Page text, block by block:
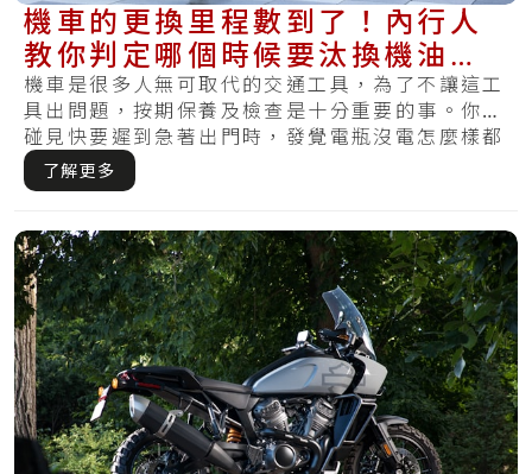
機車的更換里程數到了！內行人
教你判定哪個時候要汰換機油、
煞車油
機車是很多人無可取代的交通工具，為了不讓這工
具出問題，按期保養及檢查是十分重要的事。你有
碰見快要遲到急著出門時，發覺電瓶沒電怎麼樣都
無法.....
了解更多